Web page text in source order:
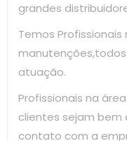
grandes
Temos
atuação.
Profissionais na
clientes sejam bem
contato com a